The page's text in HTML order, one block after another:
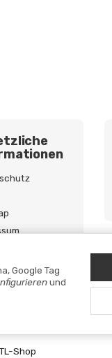
Shop
Google Tag
und